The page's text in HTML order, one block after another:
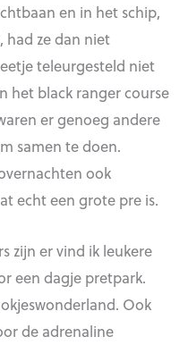
en in het schip,
had ze dan niet
teleurgesteld niet
het black ranger course
er genoeg andere
samen te doen.
ook
echt een grote pre is.
zijn er vind ik leukere
een dagje pretpark.
Ook
de adrenaline